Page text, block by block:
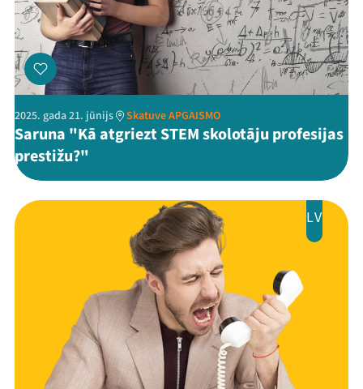
2025. gada 21. jūnijs Skatuve APGAISMO
Saruna "Kā atgriezt STEM skolotāju profesijas
prestižu?"
LV